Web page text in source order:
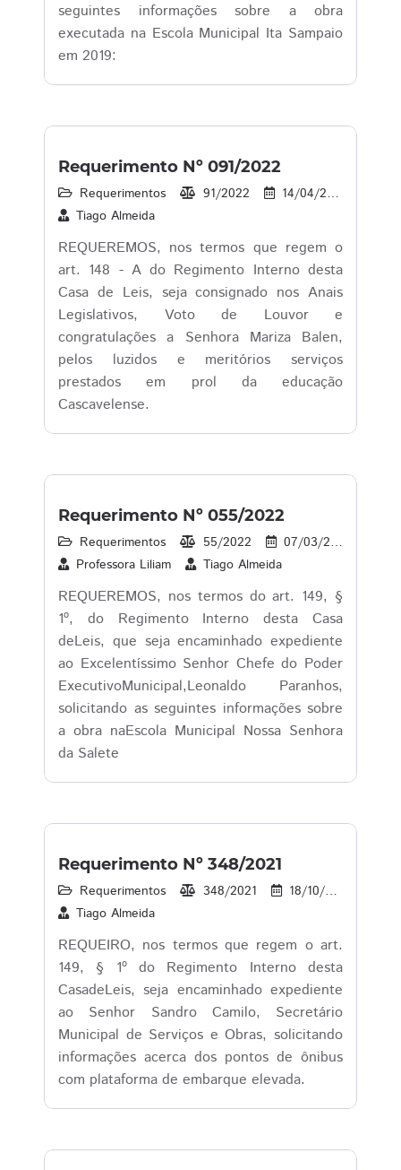
seguintes informações sobre a obra
executada na Escola Municipal Ita Sampaio
em 2019:
Requerimento Nº 091/2022
Requerimentos 91/2022 14/04/2022
Tiago Almeida
REQUEREMOS, nos termos que regem o
art. 148 - A do Regimento Interno desta
Casa de Leis, seja consignado nos Anais
Legislativos, Voto de Louvor e
congratulações a Senhora Mariza Balen,
pelos luzidos e meritórios serviços
prestados em prol da educação
Cascavelense.
Requerimento Nº 055/2022
Requerimentos 55/2022 07/03/2022
Professora Liliam
Tiago Almeida
REQUEREMOS, nos termos do art. 149, §
1º, do Regimento Interno desta Casa
deLeis, que seja encaminhado expediente
ao Excelentíssimo Senhor Chefe do Poder
ExecutivoMunicipal,Leonaldo Paranhos,
solicitando as seguintes informações sobre
a obra naEscola Municipal Nossa Senhora
da Salete
Requerimento Nº 348/2021
Requerimentos 348/2021 18/10/2021
Tiago Almeida
REQUEIRO, nos termos que regem o art.
149, § 1º do Regimento Interno desta
CasadeLeis, seja encaminhado expediente
ao Senhor Sandro Camilo, Secretário
Municipal de Serviços e Obras, solicitando
informações acerca dos pontos de ônibus
com plataforma de embarque elevada.